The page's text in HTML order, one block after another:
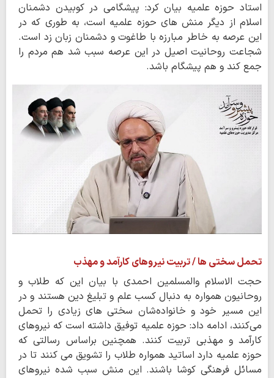
استاد حوزه علمیه بیان کرد: پیشگامی در کوبیدن دشمنان
اسلام از دیگر منش های حوزه علمیه است، به طوری که در
این عرصه به خاطر مبارزه با طاغوت و دشمنان زبان زد است.
شجاعت روحانیت اصیل در این عرصه سبب شد هم مردم را
جمع کند و هم پیشگام باشد.
تحمل سختی ها / تربیت نیروهای کارآمد و مهذب
حجت الاسلام والمسلمین احمدی با بیان این که طلاب و
روحانیون همواره به دنبال کسب علم و تبلیغ دین هستند و در
این مسیر خود و خانواده‌شان سختی های زیادی را تحمل
می‌کنند، ادامه داد: حوزه علمیه توفیق داشته است که نیروهای
کارآمد و مهذبی تربیت کنند. همچنین براساس رسالتی که
حوزه علمیه دارد اساتید همواره طلاب را تشویق می کنند تا در
مسائل فرهنگی کوشا باشند. این منش سبب شده نیروهای